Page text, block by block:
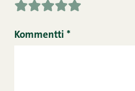
Kommentti *